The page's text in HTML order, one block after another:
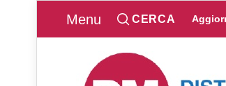
Menu CERCA